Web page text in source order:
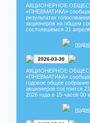
АКЦИОНЕРНОЕ
«ПНЕВМАТИКА»
результатах голосования
акционеров на общем
состоявшемся 21 апреля
2026-03-30
АКЦИОНЕРНОЕ
«ПНЕВМАТИКА»
годовое общее собрание
акционеров состоится
2026 года в 15 часов 00